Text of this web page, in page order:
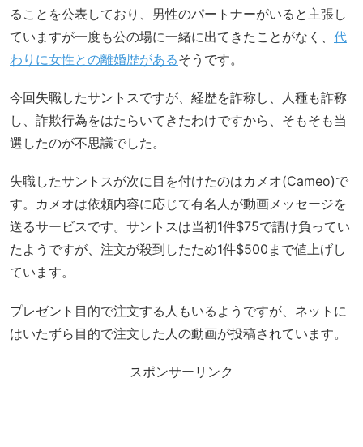
ることを公表しており、男性のパートナーがいると主張し
ていますが一度も公の場に一緒に出てきたことがなく、 代
わりに女性との離婚歴があるそうです。
今回失職したサントスですが、経歴を詐称し、人種も詐称
し、詐欺行為をはたらいてきたわけですから、そもそも当
選したのが不思議でした。
失職したサントスが次に目を付けたのはカメオ(Cameo)で
す。カメオは依頼内容に応じて有名人が動画メッセージを
送るサービスです。サントスは当初1件$75で請け負ってい
たようですが、注文が殺到したため1件$500まで値上げし
ています。
プレゼント目的で注文する人もいるようですが、ネットに
はいたずら目的で注文した人の動画が投稿されています。
スポンサーリンク